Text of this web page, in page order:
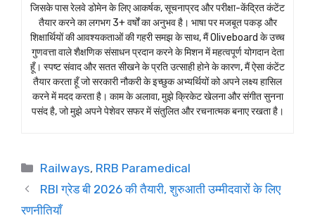
जिसके पास रेलवे डोमेन के लिए आकर्षक, सूचनाप्रद और परीक्षा-केंद्रित कंटेंट
तैयार करने का लगभग 3+ वर्षों का अनुभव है। भाषा पर मजबूत पकड़ और
शिक्षार्थियों की आवश्यकताओं की गहरी समझ के साथ, मैं Oliveboard के उच्च
गुणवत्ता वाले शैक्षणिक संसाधन प्रदान करने के मिशन में महत्वपूर्ण योगदान देता
हूँ। स्पष्ट संवाद और सतत सीखने के प्रति उत्साही होने के कारण, मैं ऐसा कंटेंट
तैयार करता हूँ जो सरकारी नौकरी के इच्छुक अभ्यर्थियों को अपने लक्ष्य हासिल
करने में मदद करता है। काम के अलावा, मुझे क्रिकेट खेलना और संगीत सुनना
पसंद है, जो मुझे अपने पेशेवर सफर में संतुलित और रचनात्मक बनाए रखता है।
Categories
Railways, RRB Paramedical
RBI ग्रेड बी 2026 की तैयारी, शुरुआती उम्मीदवारों के लिए
रणनीतियाँ